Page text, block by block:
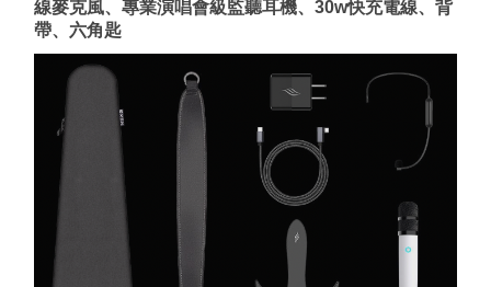
線麥克風、專業演唱會級監聽耳機、30w快充電線、背
帶、六角匙